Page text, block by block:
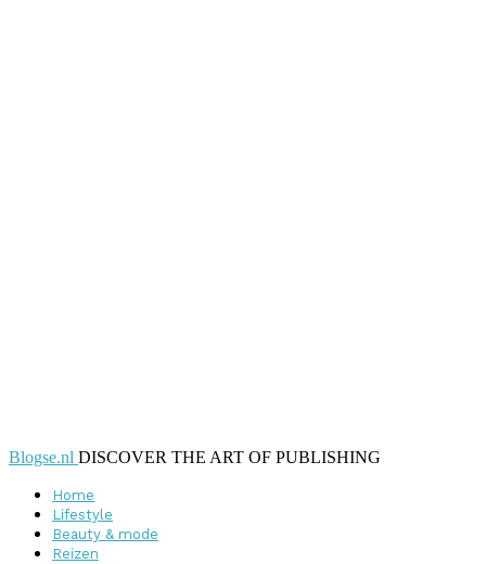
Blogse.nl DISCOVER THE ART OF PUBLISHING
Home
Lifestyle
Beauty & mode
Reizen